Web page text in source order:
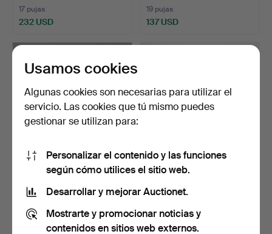
17 pujas
232 USD
19 pujas
137 USD
PLAFÓN DE TECHO, LE
KLINT, DINAMARCA.
Subastado 23 jun 2026
7 pujas
169 USD
CANDELABRO, MODELO
R11, SKULTUNA BRUK.
3 pujas
158 USD
Usamos cookies
Algunas cookies son necesarias para utilizar el
servicio. Las cookies que tú mismo puedes
gestionar se utilizan para:
Personalizar el contenido y las funciones
según cómo utilices el sitio web.
Desarrollar y mejorar Auctionet.
Mostrarte y promocionar noticias y
contenidos en sitios web externos.